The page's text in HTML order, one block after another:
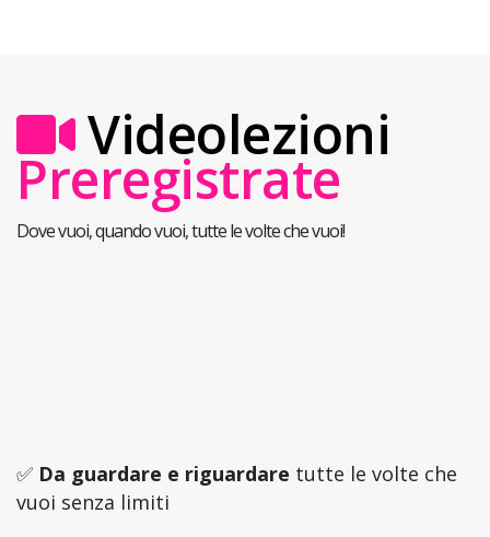
Videolezioni
Preregistrate
Dove vuoi, quando vuoi, tutte le volte che vuoi!
✅ Da guardare e riguardare tutte le volte che
vuoi senza limiti